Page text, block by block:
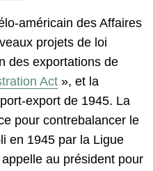
américain des Affaires
projets de loi
des exportations de
Act », et la
export de 1945. La
pour contrebalancer le
en 1945 par la Ligue
au président pour